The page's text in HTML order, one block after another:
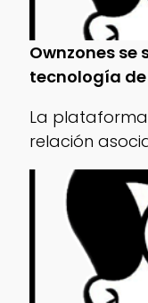
Ownzones se
tecnología
La
relación